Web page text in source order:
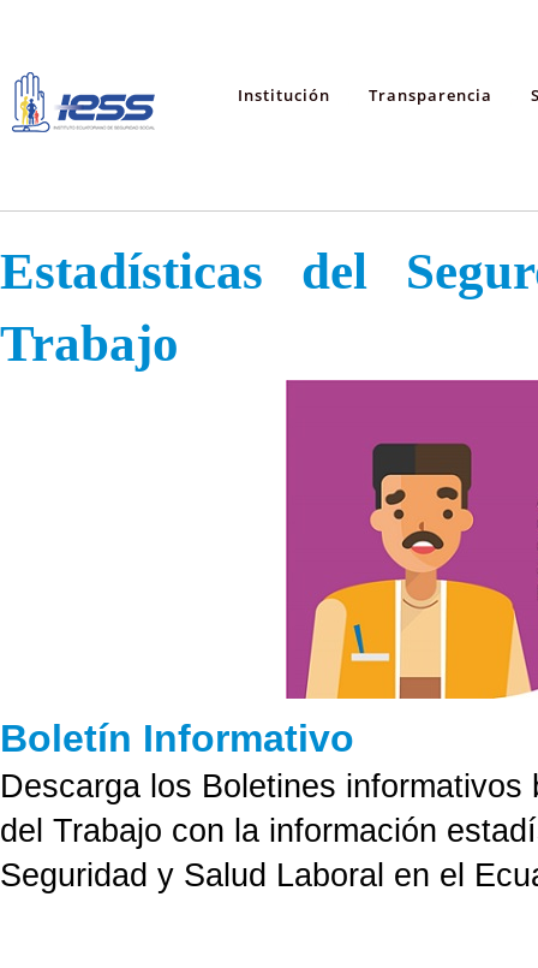
Institución Transparencia
Estadísticas del
Trabajo
Boletín Informativo
Descarga los Boletines
del Trabajo con la información
Seguridad y Salud Laboral en el